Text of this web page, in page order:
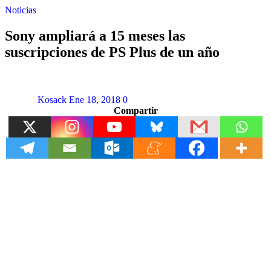
Noticias
Sony ampliará a 15 meses las
suscripciones de PS Plus de un año
Kosack Ene 18, 2018 0
Compartir